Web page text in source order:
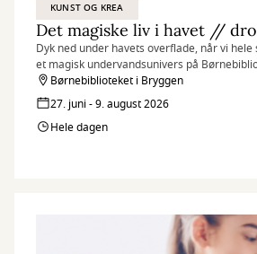
KUNST OG KREA
Dyk ned under havets overflade, når vi
et magisk undervandsunivers på
Børnebiblioteket i Bryggen
27. juni - 9. august 2026
Hele dagen